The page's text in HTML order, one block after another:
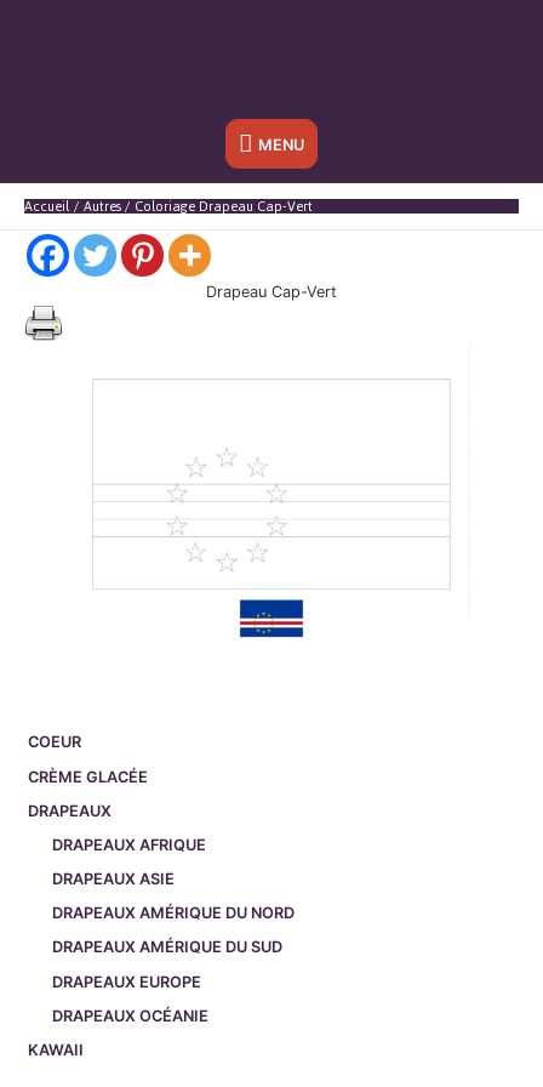
Sous
l'en-
MENU
Accueil Autres Coloriage Drapeau Cap-Vert
COEUR
CRÈME GLACÉE
DRAPEAUX
DRAPEAUX AFRIQUE
DRAPEAUX ASIE
DRAPEAUX AMÉRIQUE DU NORD
DRAPEAUX AMÉRIQUE DU SUD
DRAPEAUX EUROPE
DRAPEAUX OCÉANIE
KAWAII
Drapeau Cap-Vert